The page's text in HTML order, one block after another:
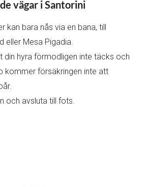
vägar i Santorini
kan bara nås via en bana, till
eller Mesa Pigadia.
din hyra förmodligen inte täcks och
kommer försäkringen inte att
och avsluta till fots.